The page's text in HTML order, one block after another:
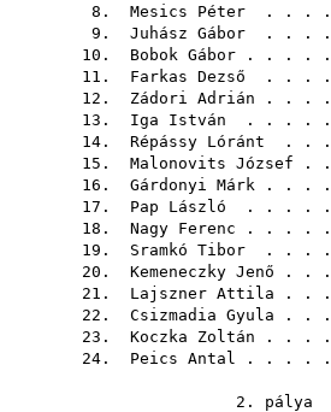
8. Mesics Péter . . .
9. Juhász Gábor . . .
10. Bobok Gábor . . . .
11. Farkas Dezső . . .
12. Zádori Adrián . . .
13. Iga István . . . .
14. Répássy Lóránt . .
15. Malonovits József .
16. Gárdonyi Márk . . .
17. Pap László . . . .
18. Nagy Ferenc . . . .
19. Sramkó Tibor . . .
20. Kemeneczky Jenő . .
21. Lajszner Attila . .
22. Csizmadia Gyula . .
23. Koczka Zoltán . . .
24. Peics Antal . . . .
2.